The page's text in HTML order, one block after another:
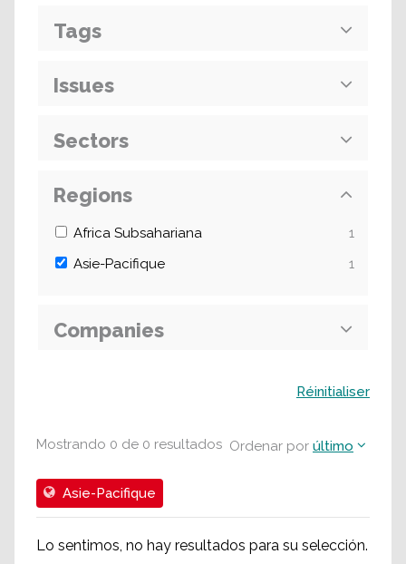
Mostrando 0 de 0 resultados Ordenar por último
Asie-Pacifique
Lo sentimos, no hay resultados para su selección.
Tags
Issues
Sectors
Regions
Africa Subsahariana
1
Asie-Pacifique
1
Companies
Réinitialiser